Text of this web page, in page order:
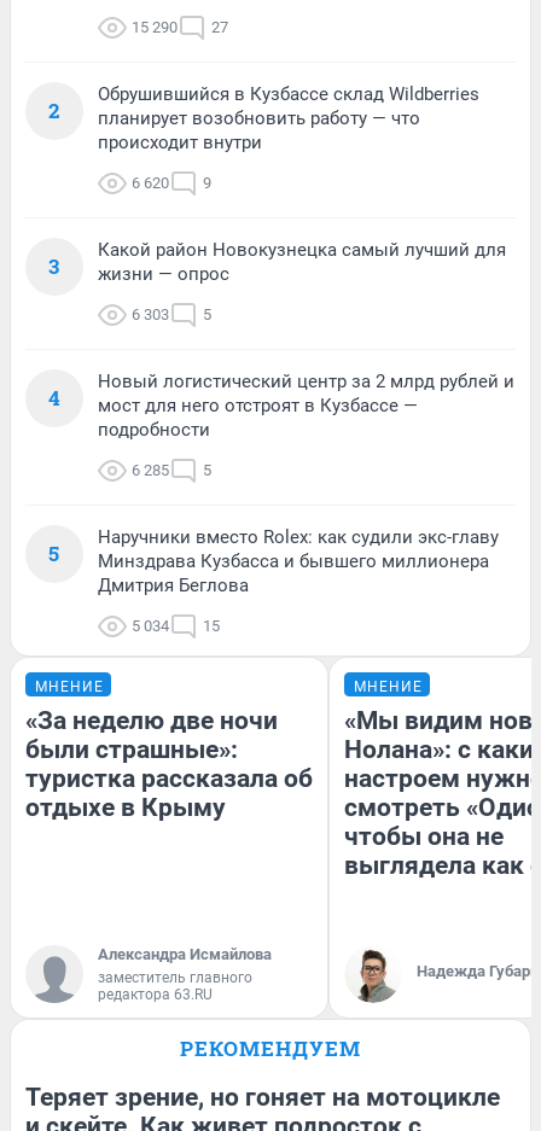
15 290 27
2
Обрушившийся в Кузбассе склад Wildberries
планирует возобновить работу — что
происходит внутри
6 620 9
3
Какой район Новокузнецка самый лучший для
жизни — опрос
6 303 5
4
Новый логистический центр за 2 млрд рублей и
мост для него отстроят в Кузбассе —
подробности
6 285 5
5
Наручники вместо Rolex: как судили экс-главу
Минздрава Кузбасса и бывшего миллионера
Дмитрия Беглова
5 034 15
МНЕНИЕ
«За неделю две ночи
были страшные»:
туристка рассказала об
отдыхе в Крыму
Александра Исмайлова
заместитель главного
редактора 63.RU
МНЕНИЕ
«Мы видим
Нолана»: с
настроем
смотреть
чтобы она не
выглядела как
Надежда Губарь
РЕКОМЕНДУЕМ
Теряет зрение, но гоняет на мотоцикле